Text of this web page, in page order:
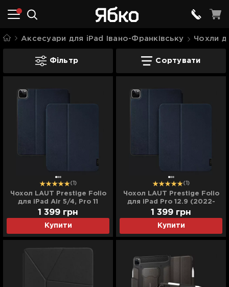
Аксесуари для iPad Івано-Франківську Чохли
Чохли для iPad Pro Івано-Франківську
Фільтр Сортувати
(1)
Чохол LAUT Prestige Folio
для iPad Air 5/4, Pro 11
(2022-2018) (Indigo)
Купити
1 399 грн
(1)
Чохол LAUT Prestige Folio
для iPad Pro 12.9 (2022-
2018) (Indigo)
Купити
1 399 грн